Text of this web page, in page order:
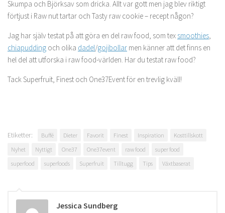
Skumpa och Björksav som dricka. Allt var gott men jag blev riktigt
förtjust i Raw nut tartar och Tasty raw cookie – recept någon?
Jag har själv testat på att göra en del raw food, som tex smoothies
chiapudding och olika dadel/gojibollar men känner att det finns en
hel del att utforska i raw food-världen. Har du testat raw food?
Tack Superfruit, Finest och One37Event för en trevlig kväll!
Etiketter: Buffé Dieter Favorit Finest Inspiration
Kosttillskott
Nyhet
Nyttigt One37 One37event raw food
super food
superfood
superfoods Superfruit Tilltugg Tips Växtbaserat
Jessica Sundberg